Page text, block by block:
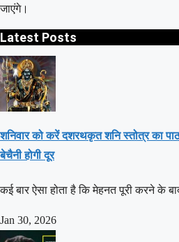
जाएंगे।
Latest Posts
शनिवार को करें दशरथकृत शनि स्तोत्र का
बेचैनी होगी दूर
कई बार ऐसा होता है कि मेहनत पूरी करने के
Jan 30, 2026